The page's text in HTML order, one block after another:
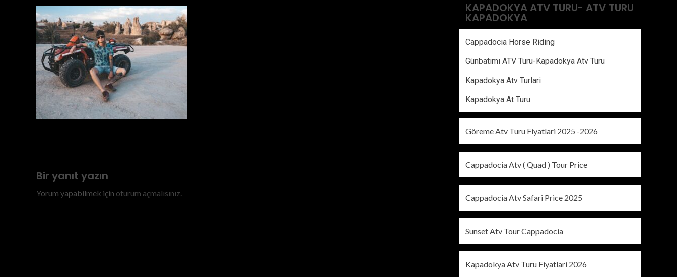
Bir yanıt yazın
Yorum yapabilmek için oturum açmalısınız.
KAPADOKYA ATV TURU- ATV TURU
KAPADOKYA
Cappadocia Horse Riding
Günbatımı ATV Turu-Kapadokya Atv Turu
Kapadokya Atv Turlari
Kapadokya At Turu
Göreme Atv Turu Fiyatlari 2025 -2026
Cappadocia Atv ( Quad ) Tour Price
Cappadocia Atv Safari Price 2025
Sunset Atv Tour Cappadocia
Kapadokya Atv Turu Fiyatlari 2026